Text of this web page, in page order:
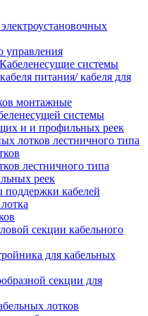
управления
Кабеленесущие системы
питания/ кабеля для
монтажные
системы
и и профильных реек
лотков лестничного типа
лестничного типа
реек
кабелей
секции кабельного
для кабельных
секции для
лотков